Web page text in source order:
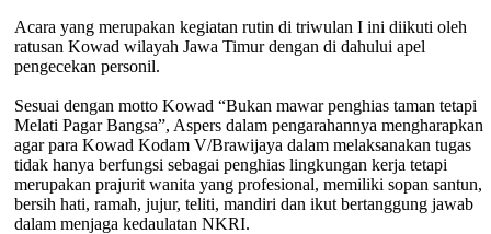
Acara yang merupakan kegiatan rutin di triwulan I ini diikuti oleh
ratusan Kowad wilayah Jawa Timur dengan di dahului apel
pengecekan personil.
Sesuai dengan motto Kowad “Bukan mawar penghias taman tetapi
Melati Pagar Bangsa”, Aspers dalam pengarahannya mengharapkan
agar para Kowad Kodam V/Brawijaya dalam melaksanakan tugas
tidak hanya berfungsi sebagai penghias lingkungan kerja tetapi
merupakan prajurit wanita yang profesional, memiliki sopan santun,
bersih hati, ramah, jujur, teliti, mandiri dan ikut bertanggung jawab
dalam menjaga kedaulatan NKRI.